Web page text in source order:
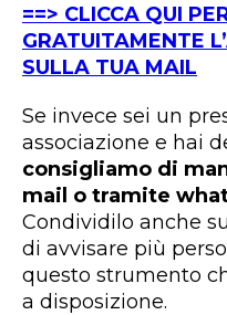
==> CLICCA QUI
GRATUITAMENTE
SULLA TUA MAIL
Se invece sei un
associazione e hai
consigliamo di
mail o tramite
Condividilo anche
di avvisare più
questo strumento
a disposizione.